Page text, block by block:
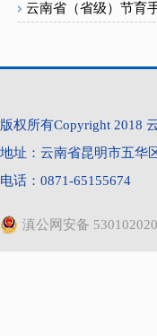
云南省（省级）节育
版权所有Copyright 2018
地址：云南省昆明市五华
电话：0871-65155674
滇公网安备